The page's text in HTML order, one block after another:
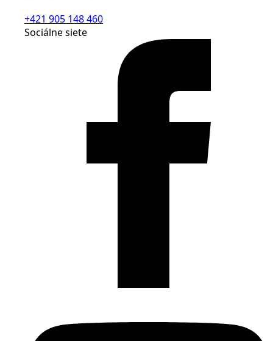
+421 905 148 460
Sociálne siete